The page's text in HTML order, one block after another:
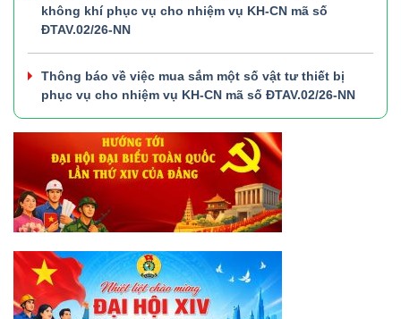
không khí phục vụ cho nhiệm vụ KH-CN mã số
ĐTAV.02/26-NN
Thông báo về việc mua sắm một số vật tư thiết bị
phục vụ cho nhiệm vụ KH-CN mã số ĐTAV.02/26-NN